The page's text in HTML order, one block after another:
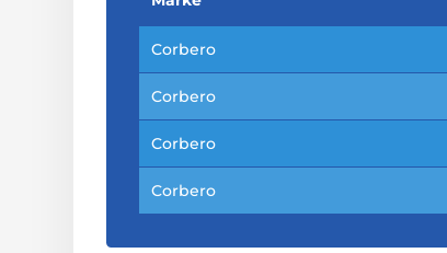
H
Corbero
Corbero
Corbero
Corbero